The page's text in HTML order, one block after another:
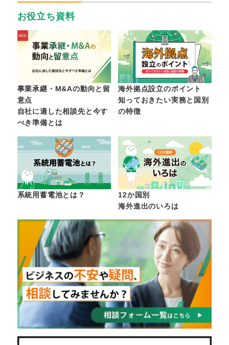
お役立ち資料
事業承継・M&Aの動向と留
意点
自社に適した相談先と今す
べき準備とは
海外拠点設立のポイント
知っておきたい実務と国別
の特徴
系統用蓄電池とは？
12か国別
海外進出のいろは